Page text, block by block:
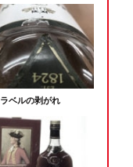
ラベルの剥がれ